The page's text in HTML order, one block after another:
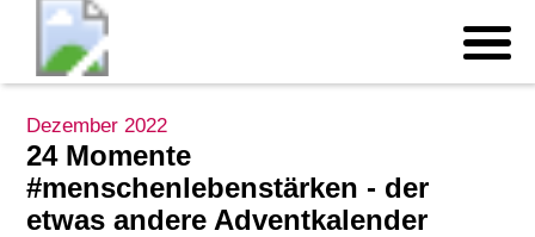
Dezember 2022
24 Momente
#menschenlebenstärken - der
etwas andere Adventkalender